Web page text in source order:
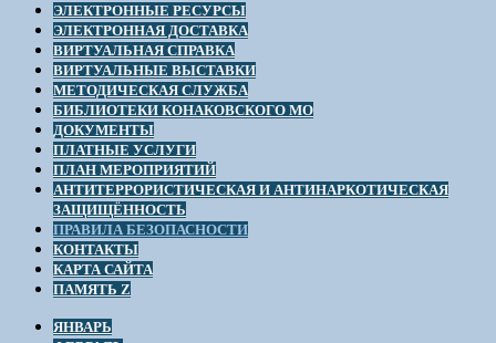
ЭЛЕКТРОННЫЕ РЕСУРСЫ
ЭЛЕКТРОННАЯ ДОСТАВКА
ВИРТУАЛЬНАЯ СПРАВКА
ВИРТУАЛЬНЫЕ ВЫСТАВКИ
МЕТОДИЧЕСКАЯ СЛУЖБА
БИБЛИОТЕКИ КОНАКОВСКОГО МО
ДОКУМЕНТЫ
ПЛАТНЫЕ УСЛУГИ
ПЛАН МЕРОПРИЯТИЙ
АНТИТЕРРОРИСТИЧЕСКАЯ И АНТИНАРКОТИЧЕСКАЯ
ЗАЩИЩЁННОСТЬ
ПРАВИЛА БЕЗОПАСНОСТИ
КОНТАКТЫ
КАРТА САЙТА
ПАМЯТЬ Z
ЯНВАРЬ